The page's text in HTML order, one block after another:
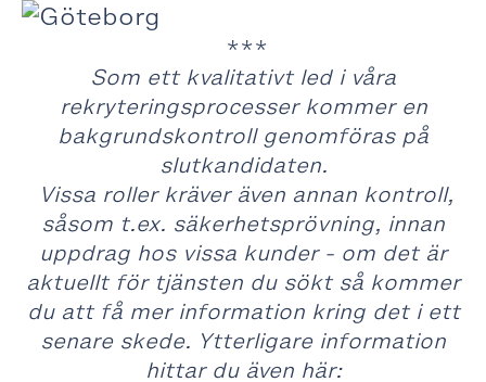
***
Som ett kvalitativt led i våra
rekryteringsprocesser kommer en
bakgrundskontroll genomföras på
slutkandidaten.
Vissa roller kräver även annan kontroll,
såsom t.ex. säkerhetsprövning, innan
uppdrag hos vissa kunder - om det är
aktuellt för tjänsten du sökt så kommer
du att få mer information kring det i ett
senare skede. Ytterligare information
hittar du även här: